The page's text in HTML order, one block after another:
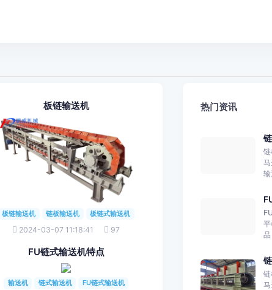
板链输送机
板链输送机 链板输送机 板链式输送机
2024-03-07 11:18:41 97
FU链式输送机特点
输送机 链式输送机 FU链式输送机
热门资讯
链
马
平
品
链
马